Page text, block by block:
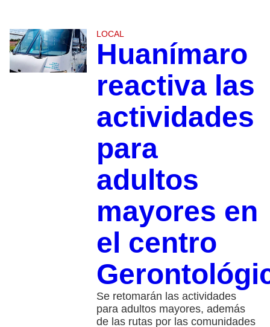
LOCAL
Huanímaro
reactiva las
actividades
para
adultos
mayores en
el centro
Se retomarán las actividades
para adultos mayores, además
de las rutas por las comunidades